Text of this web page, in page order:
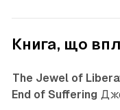
Книга, що
The Jewel of
End of Suffering